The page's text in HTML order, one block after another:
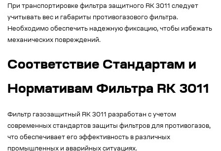
При транспортировке фильтра защитного RK 3011 следует
учитывать вес и габариты противогазового фильтра.
Необходимо обеспечить надежную фиксацию, чтобы избежать
механических повреждений.
Соответствие Стандартам и
Нормативам Фильтра RK 3011
Фильтр газозащитный RK 3011 разработан с учетом
современных стандартов защиты фильтров для противогазов,
что обеспечивает его эффективность в различных
промышленных и аварийных ситуациях.